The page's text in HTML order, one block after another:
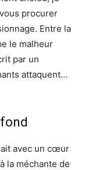
procurer
Entre la
le malheur
par un
attaquent…
avec un cœur
la méchante de